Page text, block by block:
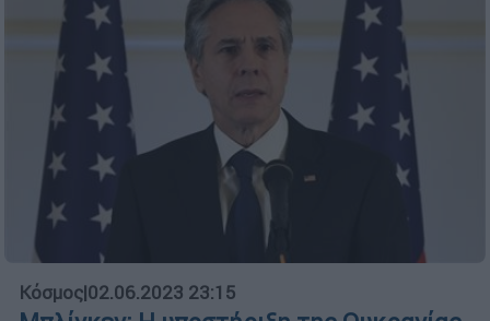
Κόσμος|02.06.2023 23:15